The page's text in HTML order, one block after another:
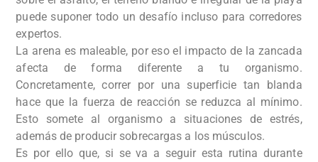
puede suponer todo un desafío incluso para corredores
expertos.
La arena es maleable, por eso el impacto de la zancada
afecta de forma diferente a tu organismo.
Concretamente, correr por una superficie tan blanda
hace que la fuerza de reacción se reduzca al mínimo.
Esto somete al organismo a situaciones de estrés,
además de producir sobrecargas a los músculos.
Es por ello que, si se va a seguir esta rutina durante